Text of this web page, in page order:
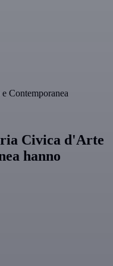
Contemporanea
Civica d'Arte
hanno